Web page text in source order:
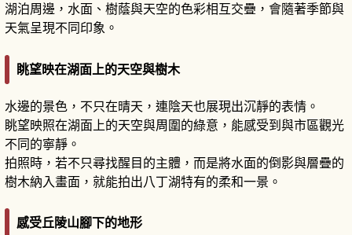
湖泊周邊，水面、樹蔭與天空的色彩相互交疊，會隨著季節與
天氣呈現不同印象。
眺望映在湖面上的天空與樹木
水邊的景色，不只在晴天，連陰天也展現出沉靜的表情。
眺望映照在湖面上的天空與周圍的綠意，能感受到與市區觀光
不同的寧靜。
拍照時，若不只尋找醒目的主體，而是將水面的倒影與層疊的
樹木納入畫面，就能拍出八丁湖特有的柔和一景。
感受丘陵山腳下的地形